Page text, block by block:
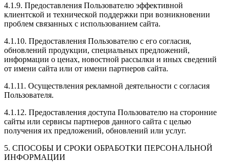
4.1.9. Предоставления Пользователю эффективной
клиентской и технической поддержки при возникновении
проблем связанных с использованием сайта.
4.1.10. Предоставления Пользователю с его согласия,
обновлений продукции, специальных предложений,
информации о ценах, новостной рассылки и иных сведений
от имени сайта или от имени партнеров сайта.
4.1.11. Осуществления рекламной деятельности с согласия
Пользователя.
4.1.12. Предоставления доступа Пользователю на сторонние
сайты или сервисы партнеров данного сайта с целью
получения их предложений, обновлений или услуг.
5. СПОСОБЫ И СРОКИ ОБРАБОТКИ ПЕРСОНАЛЬНОЙ
ИНФОРМАЦИИ